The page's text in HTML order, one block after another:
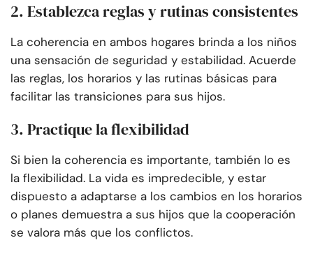
2. Establezca reglas y rutinas consistentes
La coherencia en ambos hogares brinda a los niños
una sensación de seguridad y estabilidad. Acuerde
las reglas, los horarios y las rutinas básicas para
facilitar las transiciones para sus hijos.
3. Practique la flexibilidad
Si bien la coherencia es importante, también lo es
la flexibilidad. La vida es impredecible, y estar
dispuesto a adaptarse a los cambios en los horarios
o planes demuestra a sus hijos que la cooperación
se valora más que los conflictos.